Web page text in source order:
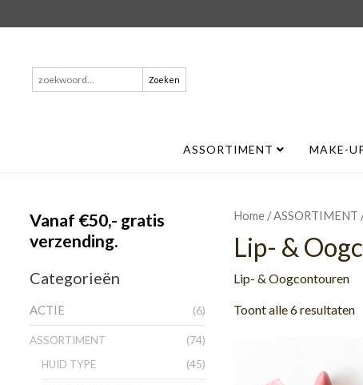
Zoeken
naar:
ASSORTIMENT MAKE-
Vanaf €50,- gratis
verzending.
Categorieën
ACTIE (6)
ASSORTIMENT (74)
HUID TYPE (45)
Home /ASSORTIMENT
Lip- &
Lip- & Oogcontouren
Toont alle 6 resultaten